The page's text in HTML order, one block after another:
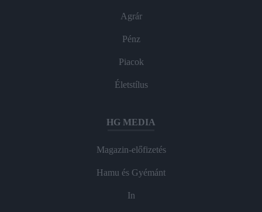
Agrár
Pénz
Piacok
Életstílus
HG MEDIA
Magazin-előfizetés
Hamu és Gyémánt
In